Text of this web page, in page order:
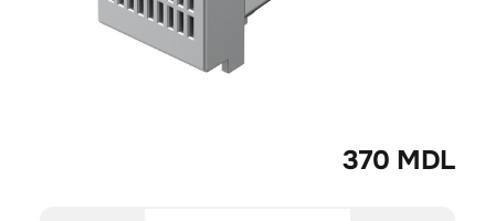
370 MDL